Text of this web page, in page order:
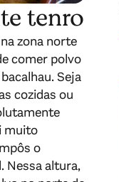
tenro
zona norte
comer polvo
Seja
cozidas ou
muito
o
Nessa altura,